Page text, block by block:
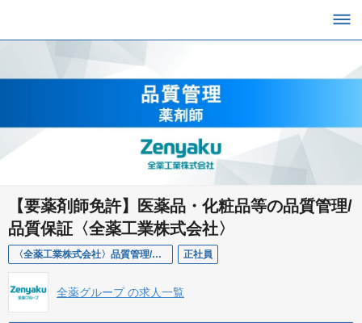
【要薬剤師免許】医薬品・化粧品等の品質管理/
品質保証〈全薬工業株式会社〉
〈全薬工業株式会社〉品質管理/品質保証（薬剤師） 正社員
全薬グループ の求人一覧